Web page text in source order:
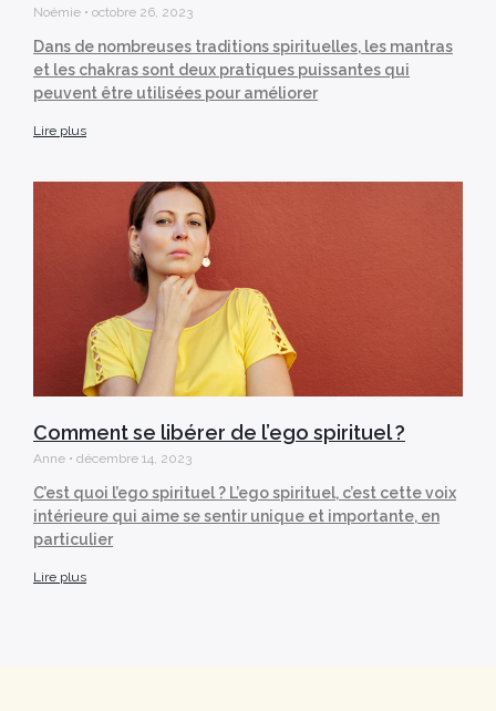
Noémie octobre 26, 2023
Dans de nombreuses traditions spirituelles, les mantras
et les chakras sont deux pratiques puissantes qui
peuvent être utilisées pour améliorer
Lire plus
Comment se libérer de l’ego spirituel ?
Anne décembre 14, 2023
C’est quoi l’ego spirituel ? L’ego spirituel, c’est cette voix
intérieure qui aime se sentir unique et importante, en
particulier
Lire plus